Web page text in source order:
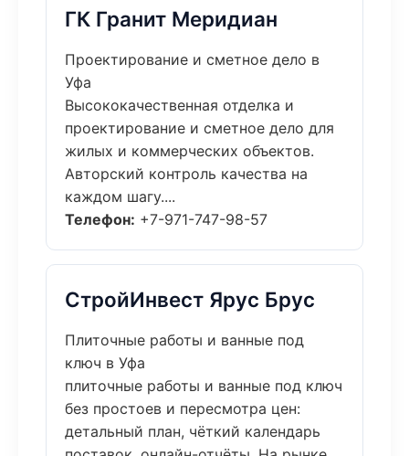
ГК Гранит Меридиан
Проектирование и сметное дело в
Уфа
Высококачественная отделка и
проектирование и сметное дело для
жилых и коммерческих объектов.
Авторский контроль качества на
каждом шагу....
Телефон: +7-971-747-98-57
СтройИнвест Ярус Брус
Плиточные работы и ванные под
ключ в Уфа
плиточные работы и ванные под ключ
без простоев и пересмотра цен:
детальный план, чёткий календарь